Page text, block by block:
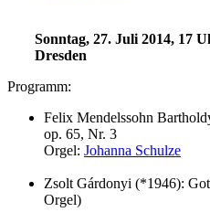
Sonntag, 27. Juli 2014, 17
Dresden
Programm:
Felix Mendelssohn
op. 65, Nr. 3
Orgel: Johanna Schulze
Zsolt Gárdonyi (*1946):
Orgel)